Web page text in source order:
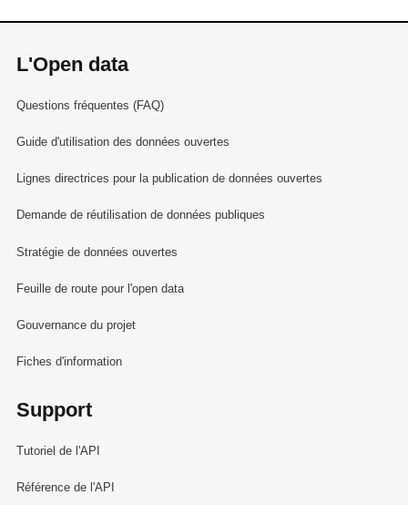
L'Open data
Questions fréquentes (FAQ)
Guide d'utilisation des données ouvertes
Lignes directrices pour la publication de données ouvertes
Demande de réutilisation de données publiques
Stratégie de données ouvertes
Feuille de route pour l'open data
Gouvernance du projet
Fiches d'information
Support
Tutoriel de l'API
Référence de l'API